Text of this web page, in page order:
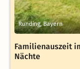
Runding, Bayern
Familienauszeit
Nächte